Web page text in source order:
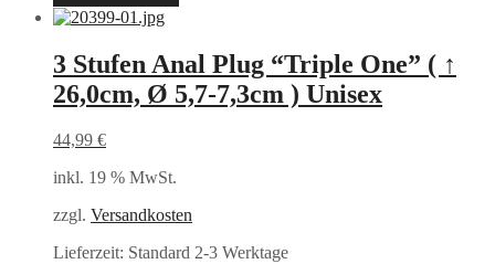
3 Stufen Anal Plug “Triple One” ( ↑
26,0cm, Ø 5,7-7,3cm ) Unisex
44,99 €
inkl. 19 % MwSt.
zzgl. Versandkosten
Lieferzeit: Standard 2-3 Werktage